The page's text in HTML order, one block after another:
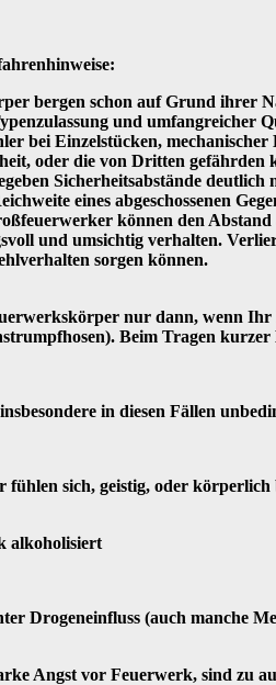
bergen schon auf Grund ihrer
und umfangreicher
bei Einzelstücken,
oder die von Dritten gefährden
Sicherheitsabstände
eines abgeschossenen
können den
und umsichtig verhalten.
sorgen können.
nur dann, wenn Ihr
Beim Tragen
in diesen Fällen
fühlen sich, geistig, oder
alkoholisiert
Drogeneinfluss (auch manche
Angst vor Feuerwerk, sind zu